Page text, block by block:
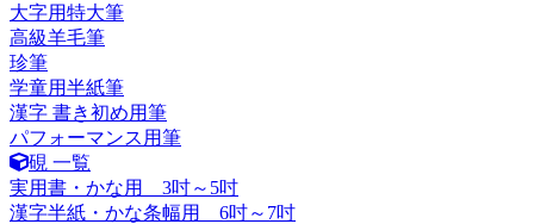
大字用特大筆
高級羊毛筆
珍筆
学童用半紙筆
漢字 書き初め用筆
パフォーマンス用筆
硯 一覧
実用書・かな用 3吋～5吋
漢字半紙・かな条幅用 6吋～7吋